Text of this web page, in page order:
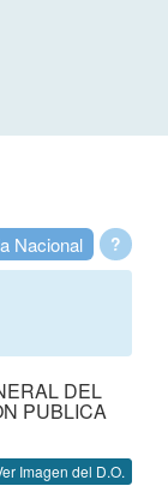
?
Nacional
DEL
PUBLICA
Imagen del D.O.